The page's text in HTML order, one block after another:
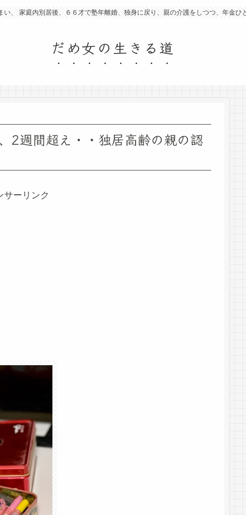
い、 家庭内別居後、６６才で塾年離婚、独身に戻り、親の介護をしつつ、年金ひ
だめ女の生きる道
2週間超え・・独居高齢の親の認
サーリンク